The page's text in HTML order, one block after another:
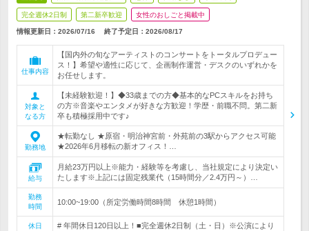
完全週休2日制 第二新卒歓迎 女性のおしごと掲載中
情報更新日：2026/07/16 終了予定日： 2026/08/17
仕事内容
【国内外の旬なアーティストのコンサートをトータルプロデュー
ス！】希望や適性に応じて、企画制作運営・デスクのいずれかを
お任せします。
対象と
なる方
【未経験歓迎！】◆33歳までの方◆基本的なPCスキルをお持ち
の方※音楽やエンタメが好きな方歓迎！学歴・前職不問。第二新
卒も積極採用中です♪
勤務地
★転勤なし ★原宿・明治神宮前・外苑前の3駅からアクセス可能
★2026年6月移転の新オフィス！…
給与
月給23万円以上※能力・経験等を考慮し、当社規定により決定い
たします※上記には固定残業代（15時間分／2.4万円～）…
勤務
時間
10:00~19:00（所定労働時間8時間 休憩1時間）
休日
# 年間休日120日以上！■完全週休2日制（土・日）※公演により